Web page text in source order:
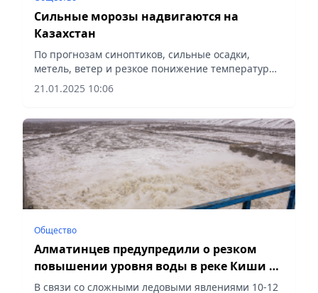
Сильные морозы надвигаются на
Казахстан
По прогнозам синоптиков, сильные осадки,
метель, ветер и резкое понижение температуры
ожидаются по всей стране
21.01.2025 10:06
Общество
Алматинцев предупредили о резком
повышении уровня воды в реке Киши и
угрозе подтопления
В связи со сложными ледовыми явлениями 10-12